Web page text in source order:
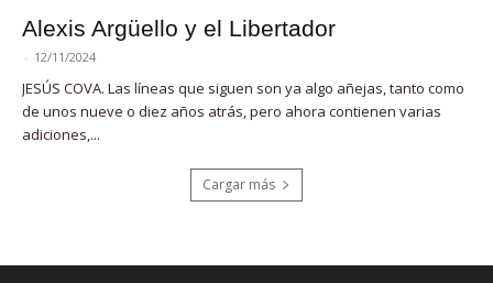
Alexis Argüello y el Libertador
- 12/11/2024
JESÚS COVA. Las líneas que siguen son ya algo añejas, tanto como
de unos nueve o diez años atrás, pero ahora contienen varias
adiciones,...
Cargar más